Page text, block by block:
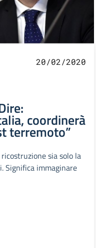
20/02/2020
coordinerà
terremoto”
sia solo la
Significa immaginare